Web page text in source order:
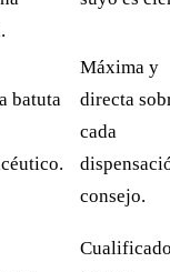
batuta
Máxima y
directa
cada
consejo.